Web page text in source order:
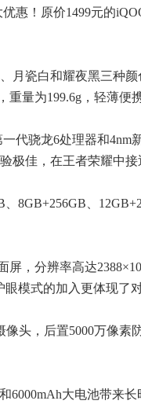
！原价1499元的
瓷白和耀夜黑三种颜
量为199.6g，轻薄便携
骁龙6处理器和4nm
极佳，在王者荣耀中接
、
，分辨率高达
模式的加入更体现了
头，后置5000万像素
大电池带来长